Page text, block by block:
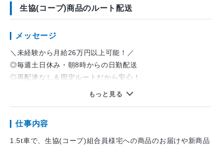
生協(コープ)商品のルート配送
メッセージ
＼未経験から月給26万円以上可能！／
◎毎週土日休み・朝8時からの日勤配送
◎再配達なし＆固定ルートだから安心！
◎現在活躍中のスタッフの多くが未経験からのスタート！
先輩社員の助手からスタート！
少しずつお仕事を覚えていく事が可能
もっと見る
仕事内容
1.5t車で、生協(コープ)組合員様宅への商品のお届けや新商品